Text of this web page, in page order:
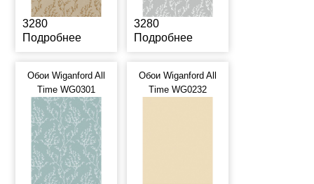
3280
Подробнее
3280
Подробнее
Обои Wiganford All
Time WG0301
Обои Wiganford All
Time WG0232